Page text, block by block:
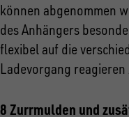
können abgenommen
des Anhängers
flexibel auf die
Ladevorgang reagieren
8 Zurrmulden und